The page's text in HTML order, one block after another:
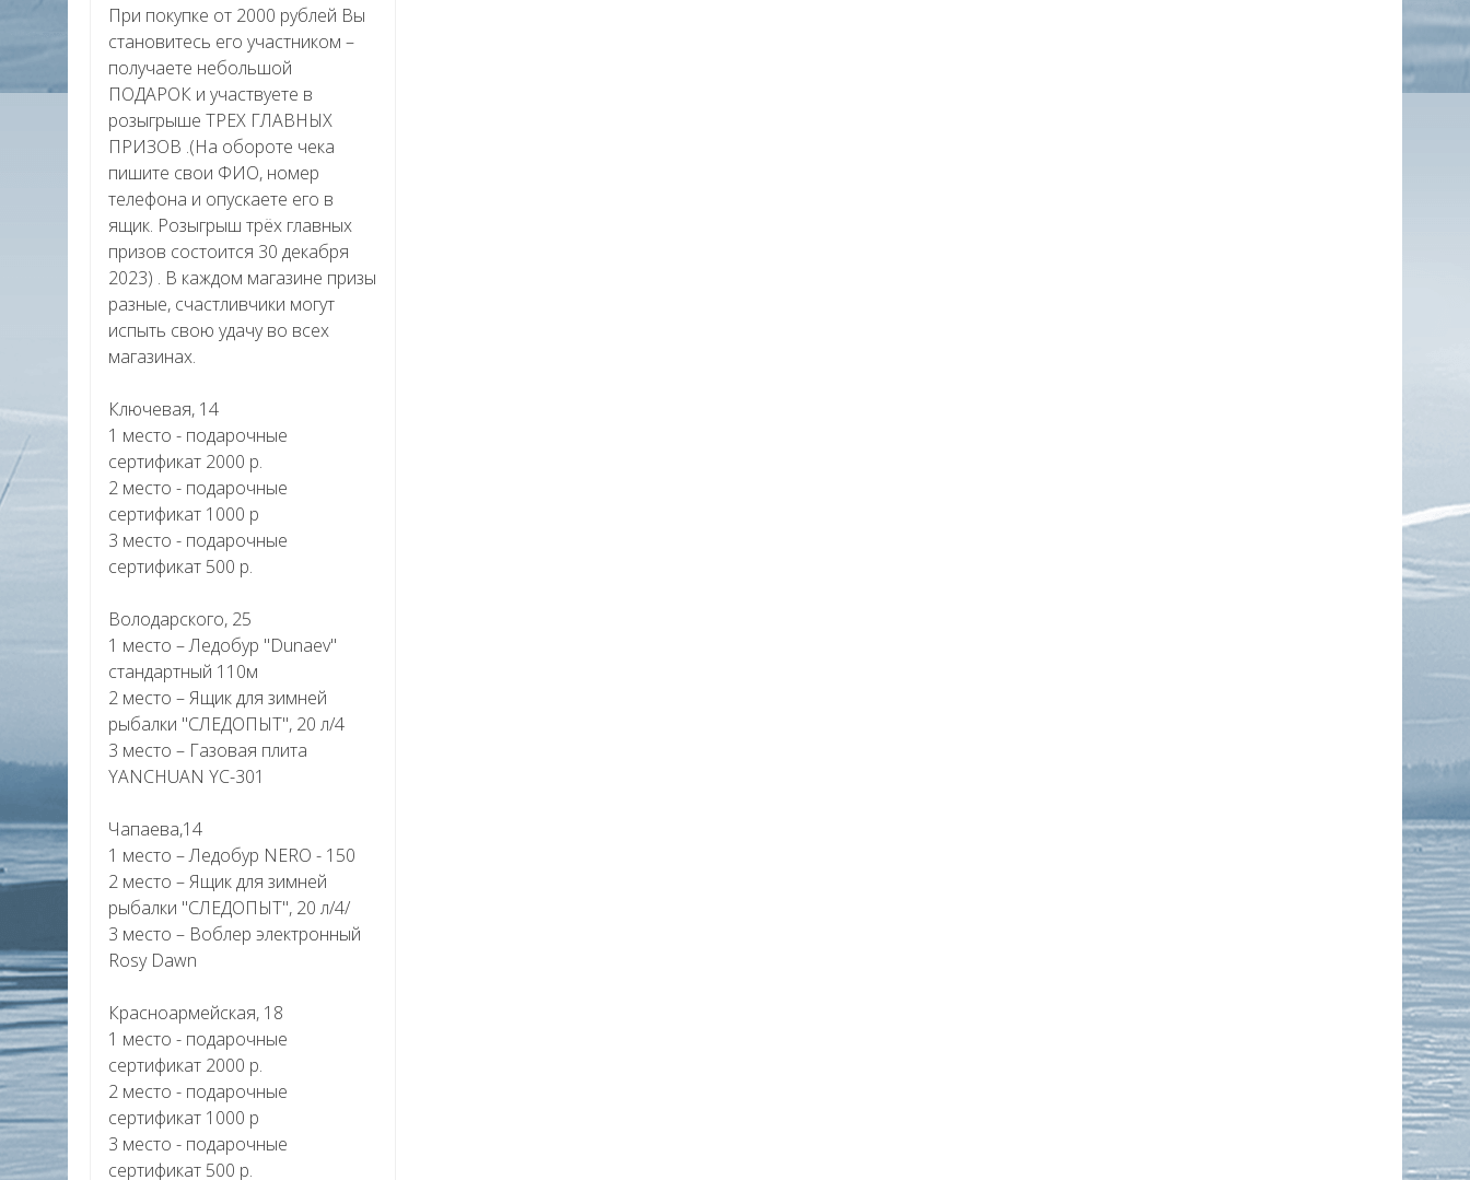
При покупке от 2000 рублей Вы
становитесь его участником –
получаете небольшой
ПОДАРОК и участвуете в
розыгрыше ТРЕХ ГЛАВНЫХ
ПРИЗОВ .(На обороте чека
пишите свои ФИО, номер
телефона и опускаете его в
ящик. Розыгрыш трёх главных
призов состоится 30 декабря
2023) . В каждом магазине призы
разные, счастливчики могут
испыть свою удачу во всех
магазинах.
Ключевая, 14
1 место - подарочные
сертификат 2000 р.
2 место - подарочные
сертификат 1000 р
3 место - подарочные
сертификат 500 р.
Володарского, 25
1 место – Ледобур "Dunaev"
стандартный 110м
2 место – Ящик для зимней
рыбалки "СЛЕДОПЫТ", 20 л/4
3 место – Газовая плита
YANCHUAN YC-301
Чапаева,14
1 место – Ледобур NERO - 150
2 место – Ящик для зимней
рыбалки "СЛЕДОПЫТ", 20 л/4/
3 место – Воблер электронный
Rosy Dawn
Красноармейская, 18
1 место - подарочные
сертификат 2000 р.
2 место - подарочные
сертификат 1000 р
3 место - подарочные
сертификат 500 р.